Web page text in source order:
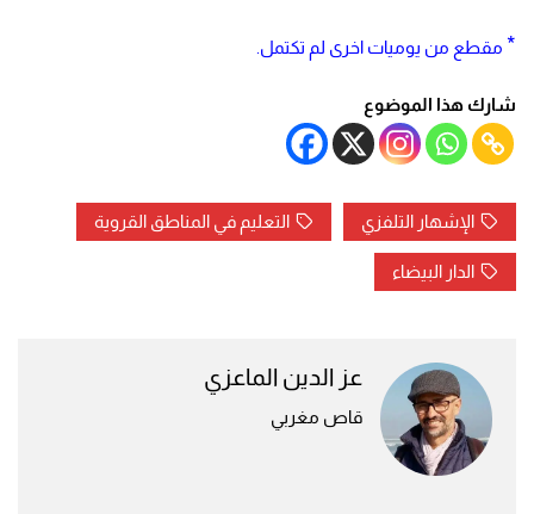
* مقطع من يوميات اخرى لم تكتمل.
شارك هذا الموضوع
الإشهار التلفزي التعليم في المناطق القروية
الدار البيضاء
عز الدين الماعزي
قاص مغربي